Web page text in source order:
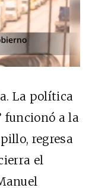
La política
funcionó a la
regresa
el